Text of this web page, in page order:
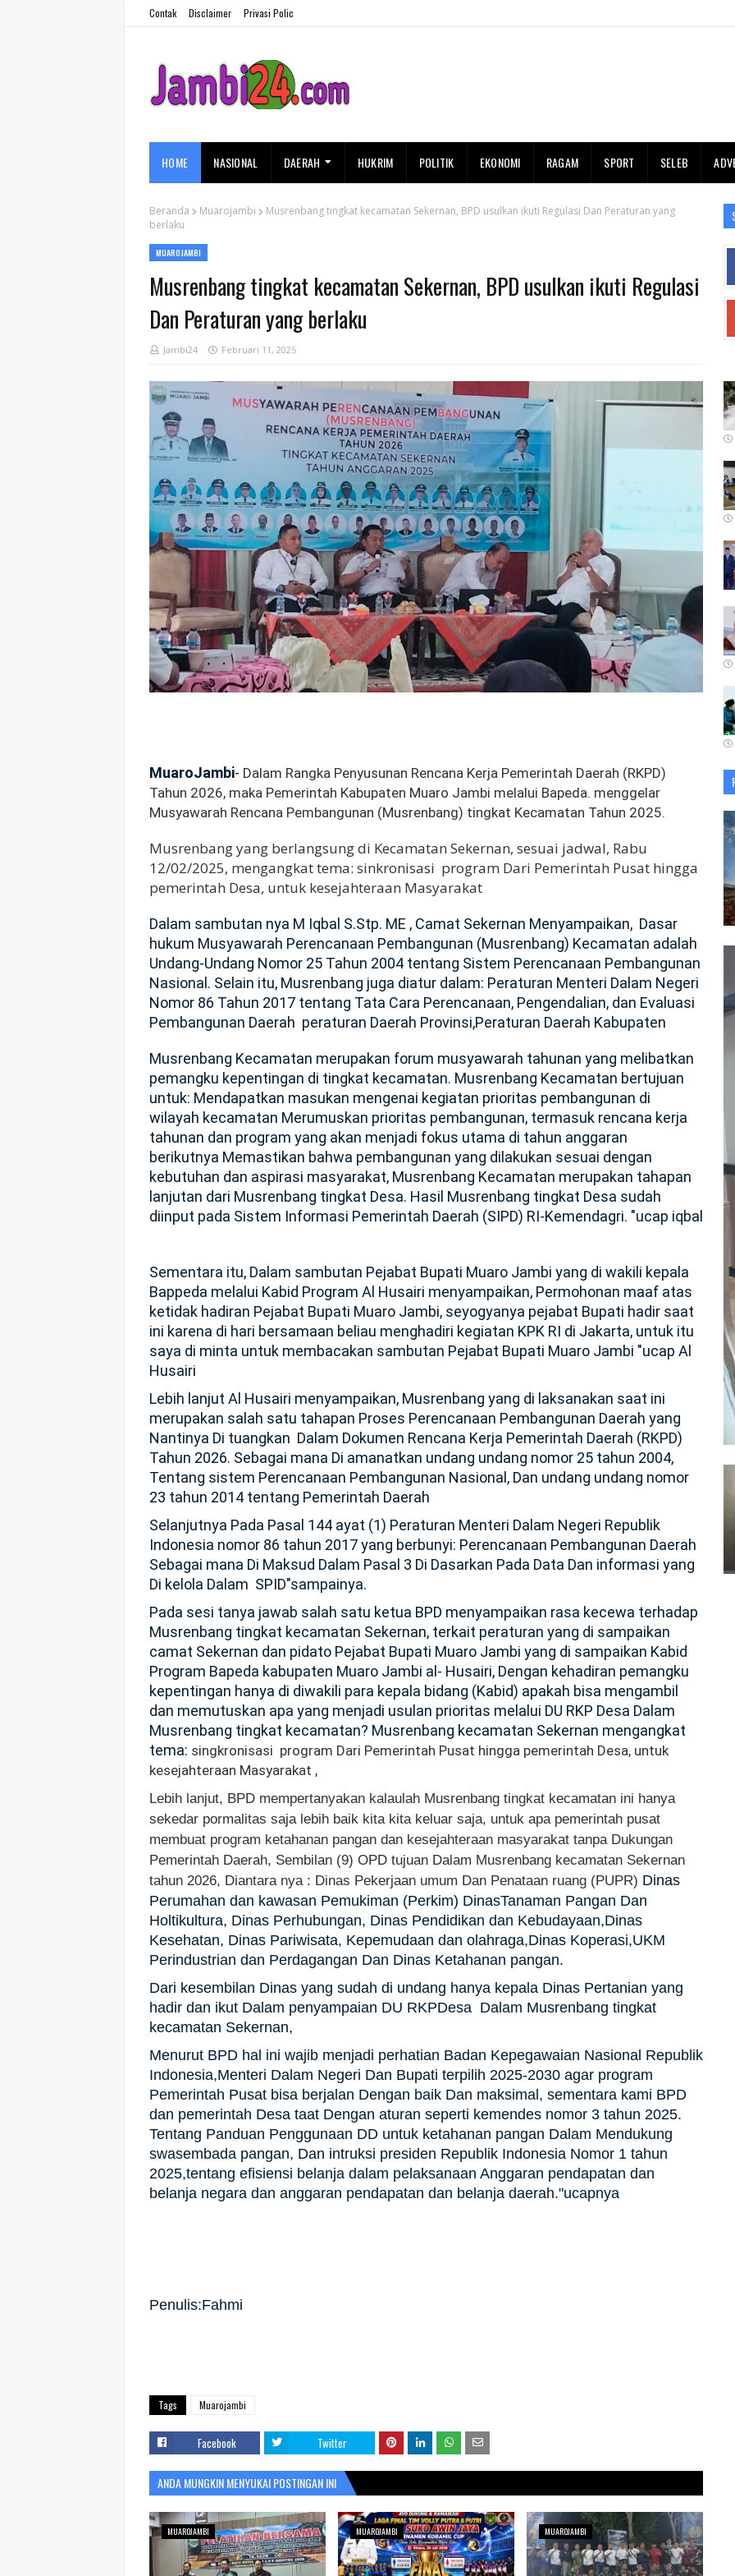
Contak Disclaimer Privasi Polic
HOME NASIONAL DAERAH HUKRIM POLITIK EKONOMI RAGAM SPORT SELEB
Beranda Muarojambi
Musrenbang tingkat kecamatan Sekernan, BPD usulkan ikuti Regulasi Dan Peraturan yang
berlaku
MUAROJAMBI
Musrenbang tingkat kecamatan Sekernan, BPD usulkan ikuti Regulasi
Dan Peraturan yang berlaku
Jambi24 Februari 11, 2025
MuaroJambi- Dalam Rangka Penyusunan Rencana Kerja Pemerintah Daerah (RKPD)
Tahun 2026, maka Pemerintah Kabupaten Muaro Jambi melalui Bapeda. menggelar
Musyawarah Rencana Pembangunan (Musrenbang) tingkat Kecamatan Tahun 2025.
Musrenbang yang berlangsung di Kecamatan Sekernan, sesuai jadwal, Rabu
12/02/2025, mengangkat tema: sinkronisasi program Dari Pemerintah Pusat hingga
pemerintah Desa, untuk kesejahteraan Masyarakat
Dalam sambutan nya M Iqbal S.Stp. ME , Camat Sekernan Menyampaikan, Dasar
hukum Musyawarah Perencanaan Pembangunan (Musrenbang) Kecamatan adalah
Undang-Undang Nomor 25 Tahun 2004 tentang Sistem Perencanaan Pembangunan
Nasional. Selain itu, Musrenbang juga diatur dalam: Peraturan Menteri Dalam Negeri
Nomor 86 Tahun 2017 tentang Tata Cara Perencanaan, Pengendalian, dan Evaluasi
Pembangunan Daerah peraturan Daerah Provinsi,Peraturan Daerah Kabupaten
Musrenbang Kecamatan merupakan forum musyawarah tahunan yang melibatkan
pemangku kepentingan di tingkat kecamatan. Musrenbang Kecamatan bertujuan
untuk: Mendapatkan masukan mengenai kegiatan prioritas pembangunan di
wilayah kecamatan Merumuskan prioritas pembangunan, termasuk rencana kerja
tahunan dan program yang akan menjadi fokus utama di tahun anggaran
berikutnya Memastikan bahwa pembangunan yang dilakukan sesuai dengan
kebutuhan dan aspirasi masyarakat, Musrenbang Kecamatan merupakan tahapan
lanjutan dari Musrenbang tingkat Desa. Hasil Musrenbang tingkat Desa sudah
diinput pada Sistem Informasi Pemerintah Daerah (SIPD) RI-Kemendagri. "ucap iqbal
Sementara itu, Dalam sambutan Pejabat Bupati Muaro Jambi yang di wakili kepala
Bappeda melalui Kabid Program Al Husairi menyampaikan, Permohonan maaf atas
ketidak hadiran Pejabat Bupati Muaro Jambi, seyogyanya pejabat Bupati hadir saat
ini karena di hari bersamaan beliau menghadiri kegiatan KPK RI di Jakarta, untuk itu
saya di minta untuk membacakan sambutan Pejabat Bupati Muaro Jambi "ucap Al
Husairi
Lebih lanjut Al Husairi menyampaikan, Musrenbang yang di laksanakan saat ini
merupakan salah satu tahapan Proses Perencanaan Pembangunan Daerah yang
Nantinya Di tuangkan Dalam Dokumen Rencana Kerja Pemerintah Daerah (RKPD)
Tahun 2026. Sebagai mana Di amanatkan undang undang nomor 25 tahun 2004,
Tentang sistem Perencanaan Pembangunan Nasional, Dan undang undang nomor
23 tahun 2014 tentang Pemerintah Daerah
Selanjutnya Pada Pasal 144 ayat (1) Peraturan Menteri Dalam Negeri Republik
Indonesia nomor 86 tahun 2017 yang berbunyi: Perencanaan Pembangunan Daerah
Sebagai mana Di Maksud Dalam Pasal 3 Di Dasarkan Pada Data Dan informasi yang
Di kelola Dalam SPID"sampainya.
Pada sesi tanya jawab salah satu ketua BPD menyampaikan rasa kecewa terhadap
Musrenbang tingkat kecamatan Sekernan, terkait peraturan yang di sampaikan
camat Sekernan dan pidato Pejabat Bupati Muaro Jambi yang di sampaikan Kabid
Program Bapeda kabupaten Muaro Jambi al- Husairi, Dengan kehadiran pemangku
kepentingan hanya di diwakili para kepala bidang (Kabid) apakah bisa mengambil
dan memutuskan apa yang menjadi usulan prioritas melalui DU RKP Desa Dalam
Musrenbang tingkat kecamatan? Musrenbang kecamatan Sekernan mengangkat
tema: singkronisasi program Dari Pemerintah Pusat hingga pemerintah Desa, untuk
kesejahteraan Masyarakat ,
Lebih lanjut, BPD mempertanyakan kalaulah Musrenbang tingkat kecamatan ini hanya
sekedar pormalitas saja lebih baik kita kita keluar saja, untuk apa pemerintah pusat
membuat program ketahanan pangan dan kesejahteraan masyarakat tanpa Dukungan
Pemerintah Daerah, Sembilan (9) OPD tujuan Dalam Musrenbang kecamatan Sekernan
tahun 2026, Diantara nya : Dinas Pekerjaan umum Dan Penataan ruang (PUPR) Dinas
Perumahan dan kawasan Pemukiman (Perkim) DinasTanaman Pangan Dan
Holtikultura, Dinas Perhubungan, Dinas Pendidikan dan Kebudayaan,Dinas
Kesehatan, Dinas Pariwisata, Kepemudaan dan olahraga,Dinas Koperasi,UKM
Perindustrian dan Perdagangan Dan Dinas Ketahanan pangan.
Dari kesembilan Dinas yang sudah di undang hanya kepala Dinas Pertanian yang
hadir dan ikut Dalam penyampaian DU RKPDesa Dalam Musrenbang tingkat
kecamatan Sekernan,
Menurut BPD hal ini wajib menjadi perhatian Badan Kepegawaian Nasional Republik
Indonesia,Menteri Dalam Negeri Dan Bupati terpilih 2025-2030 agar program
Pemerintah Pusat bisa berjalan Dengan baik Dan maksimal, sementara kami BPD
dan pemerintah Desa taat Dengan aturan seperti kemendes nomor 3 tahun 2025.
Tentang Panduan Penggunaan DD untuk ketahanan pangan Dalam Mendukung
swasembada pangan, Dan intruksi presiden Republik Indonesia Nomor 1 tahun
2025,tentang efisiensi belanja dalam pelaksanaan Anggaran pendapatan dan
belanja negara dan anggaran pendapatan dan belanja daerah."ucapnya
Penulis:Fahmi
Tags Muarojambi
Facebook Twitter
ANDA MUNGKIN MENYUKAI POSTINGAN INI
MUAROJAMBI MUAROJAMBI MUAROJAMBI